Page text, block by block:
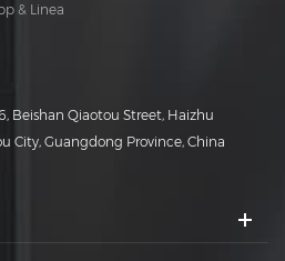
& Linea
Beishan Qiaotou Street, Haizhu
City, Guangdong Province, China